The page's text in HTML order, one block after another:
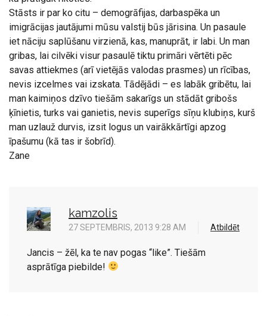
Stāsts ir par ko citu – demogrāfijas, darbaspēka un
imigrācijas jautājumi mūsu valstij būs jārisina. Un pasaule
iet nāciju saplūšanu virzienā, kas, manuprāt, ir labi. Un man
gribas, lai cilvēki visur pasaulē tiktu primāri vērtēti pēc
savas attiekmes (arī vietējās valodas prasmes) un rīcības,
nevis izcelmes vai izskata. Tādējādi – es labāk gribētu, lai
man kaimiņos dzīvo tiešām sakarīgs un stādāt gribošs
ķīnietis, turks vai ganietis, nevis superīgs sīņu klubiņs, kurš
man uzlauž durvis, izsit logus un vairākkārtīgi apzog
īpašumu (kā tas ir šobrīd).
Zane
kamzolis
27 SEPTEMBRIS, 2013 9:28 AM Atbildēt
Jancis – žēl, ka te nav pogas “like”. Tiešām
asprātīga piebilde!